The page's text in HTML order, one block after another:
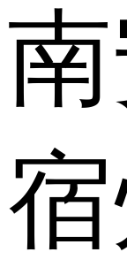
南
宿